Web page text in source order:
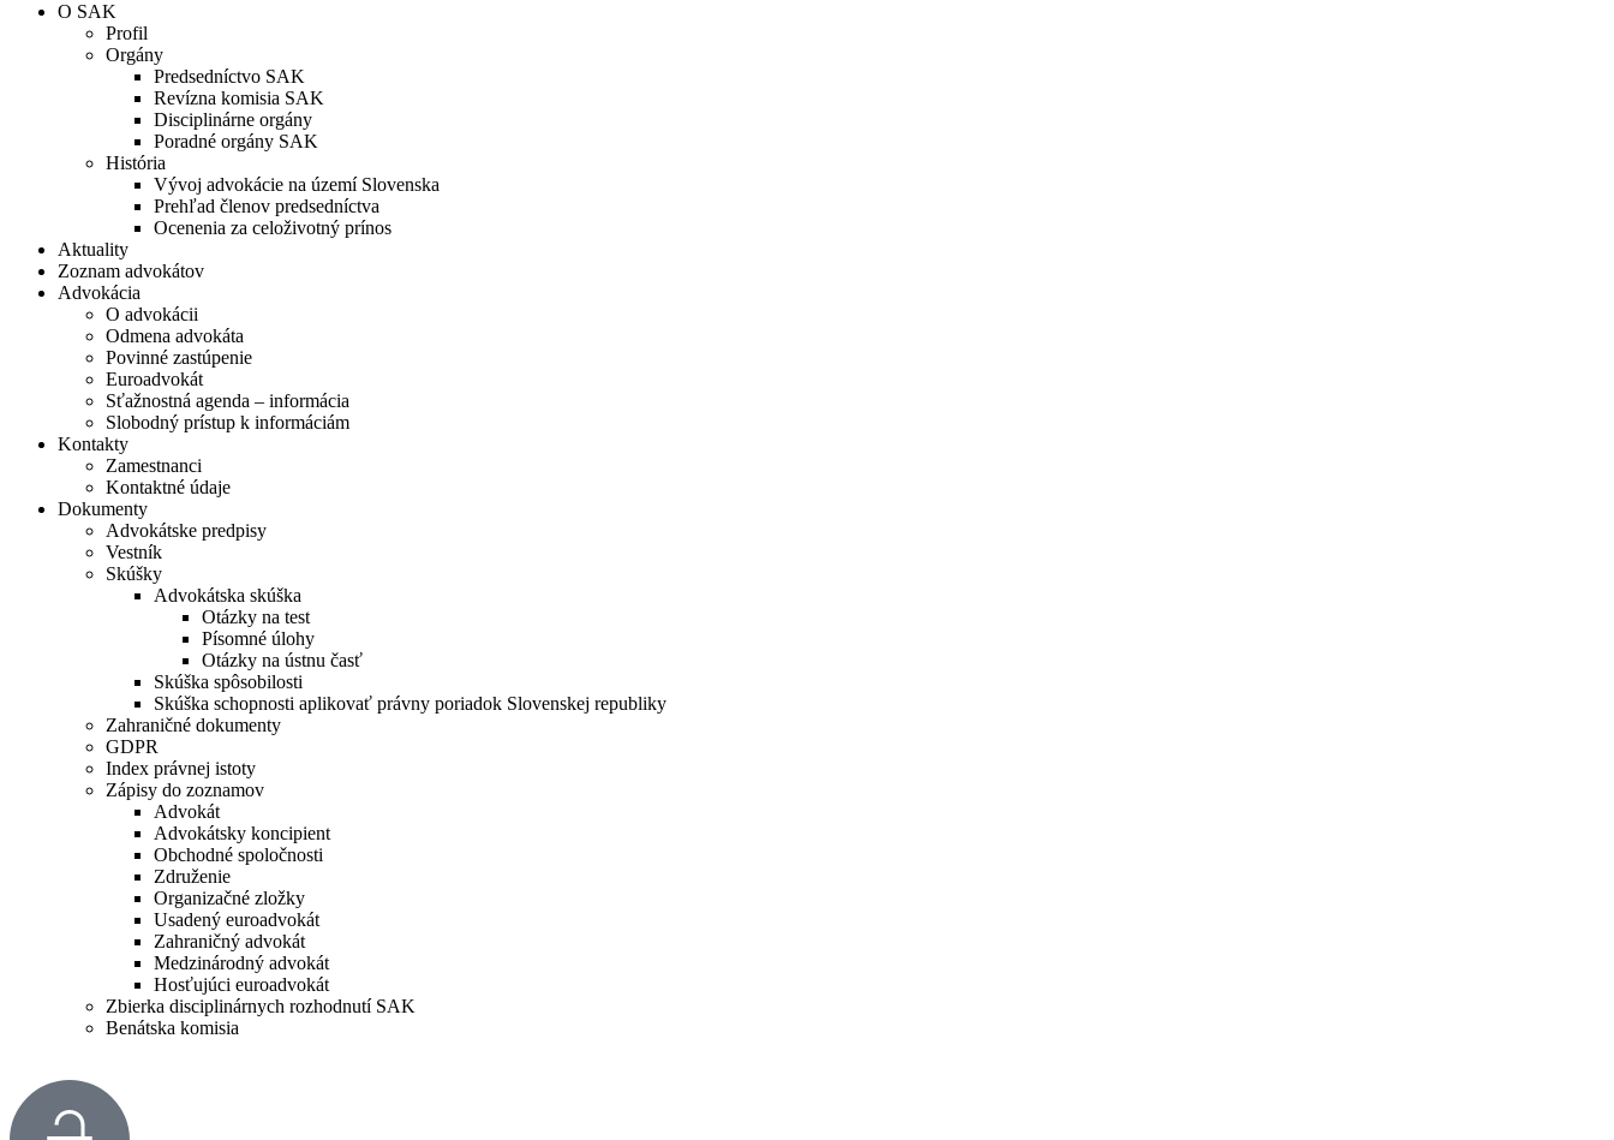
O SAK
Profil
Orgány
Predsedníctvo SAK
Revízna komisia SAK
Disciplinárne orgány
Poradné orgány SAK
História
Vývoj advokácie na území Slovenska
Prehľad členov predsedníctva
Ocenenia za celoživotný prínos
Aktuality
Zoznam advokátov
Advokácia
O advokácii
Odmena advokáta
Povinné zastúpenie
Euroadvokát
Sťažnostná agenda – informácia
Slobodný prístup k informáciám
Kontakty
Zamestnanci
Kontaktné údaje
Dokumenty
Advokátske predpisy
Vestník
Skúšky
Advokátska skúška
Otázky na test
Písomné úlohy
Otázky na ústnu časť
Skúška spôsobilosti
Skúška schopnosti aplikovať právny poriadok Slovenskej republiky
Zahraničné dokumenty
GDPR
Index právnej istoty
Zápisy do zoznamov
Advokát
Advokátsky koncipient
Obchodné spoločnosti
Združenie
Organizačné zložky
Usadený euroadvokát
Zahraničný advokát
Medzinárodný advokát
Hosťujúci euroadvokát
Zbierka disciplinárnych rozhodnutí SAK
Benátska komisia